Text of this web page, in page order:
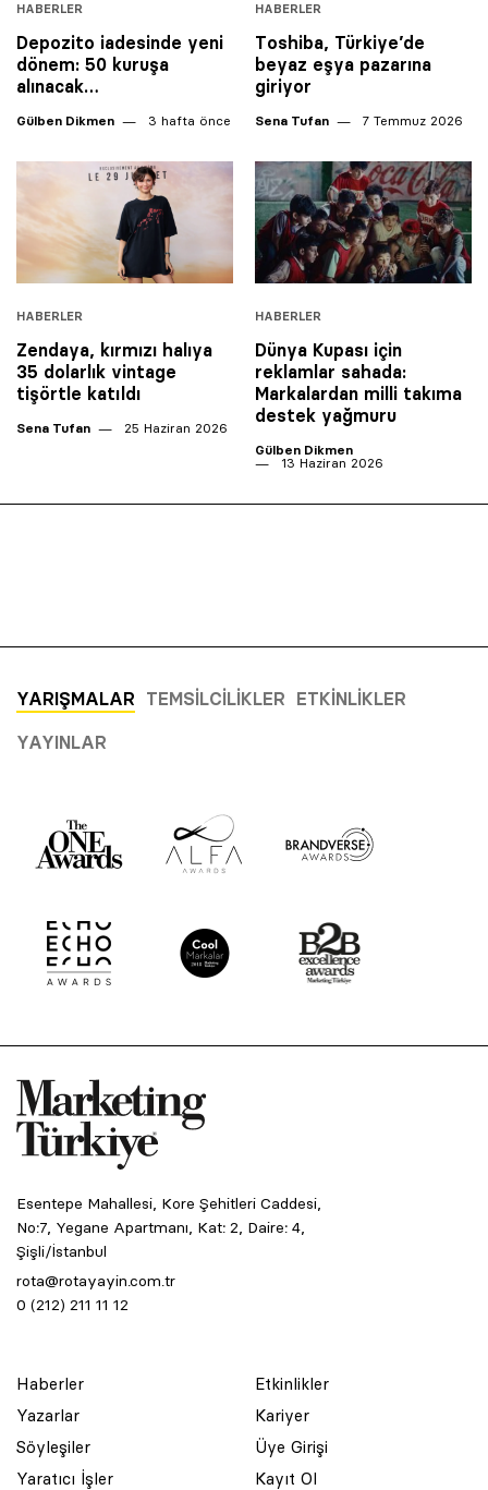
HABERLER
Depozito iadesinde yeni
dönem: 50 kuruşa
alınacak…
Gülben Dikmen 3 hafta önce
HABERLER
Toshiba, Türkiye’de
beyaz eşya pazarına
giriyor
Sena Tufan 7 Temmuz 2026
HABERLER
Zendaya, kırmızı halıya
35 dolarlık vintage
tişörtle katıldı
Sena Tufan 25 Haziran 2026
HABERLER
Dünya Kupası için
reklamlar sahada:
Markalardan milli takıma
destek yağmuru
Gülben Dikmen
13 Haziran 2026
YARIŞMALAR TEMSILCILIKLER ETKINLIKLER
YAYINLAR
Esentepe Mahallesi, Kore Şehitleri Caddesi,
No:7, Yegane Apartmanı, Kat: 2, Daire: 4,
Şişli/İstanbul
rota@rotayayin.com.tr
0 (212) 211 11 12
Haberler
Yazarlar
Söyleşiler
Yaratıcı İşler
Etkinlikler
Kariyer
Üye Girişi
Kayıt Ol